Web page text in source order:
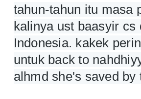
tahun-tahun itu masa
kalinya ust baasyir cs
Indonesia. kakek
untuk back to
alhmd she's saved by